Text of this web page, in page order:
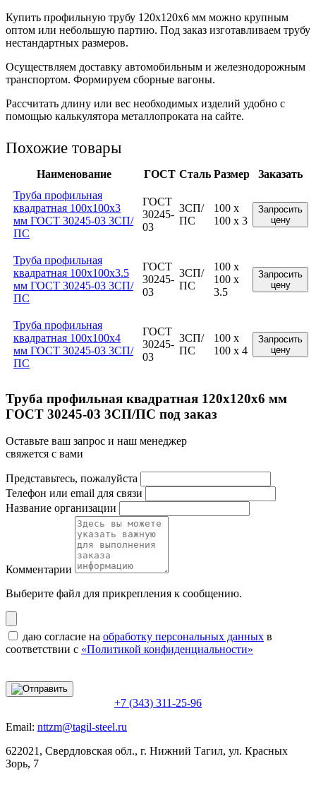
Купить профильную трубу 120х120х6 мм можно крупным
оптом или небольшую партию. Под заказ изготавливаем трубу
нестандартных размеров.
Осуществляем доставку автомобильным и железнодорожным
транспортом. Формируем сборные вагоны.
Рассчитать длину или вес необходимых изделий удобно с
помощью калькулятора металлопроката на сайте.
Похожие товары
Наименование ГОСТ Сталь Размер
Заказать
Труба профильная
квадратная 100x100x3
мм ГОСТ 30245-03 3СП/
ПС
ГОСТ
30245-
03
3СП/
ПС
100 x
100 x 3
Запросить
цену
Труба профильная
квадратная 100x100x3.5
мм ГОСТ 30245-03 3СП/
ПС
ГОСТ
30245-
03
3СП/
ПС
100 x
100 x
3.5
Запросить
цену
Труба профильная
квадратная 100x100x4
мм ГОСТ 30245-03 3СП/
ПС
ГОСТ
30245-
03
3СП/
ПС
100 x
100 x 4
Запросить
цену
Труба профильная квадратная 120x120x6 мм
ГОСТ 30245-03 3СП/ПС под заказ
Оставьте ваш запрос и наш менеджер
свяжется с вами
Представьтесь, пожалуйста
Телефон или email для связи
Название организации
Комментарии
Выберите файл для прикрепления к сообщению.
даю согласие на обработку персональных данных в
соответствии с «Политикой конфиденциальности»
+7 (343) 311-25-96
Email: nttzm@tagil-steel.ru
622021, Свердловская обл., г. Нижний Тагил, ул. Красных
Зорь, 7